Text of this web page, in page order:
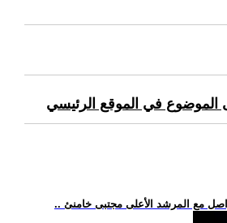
الموضوع في الموقع الرئيسي
مع المرشد الأعلى مجتبى خامنئ